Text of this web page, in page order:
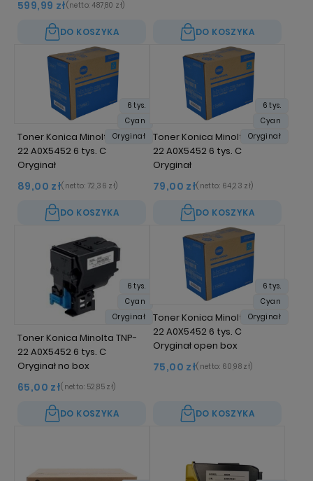
599,99 zł(netto: 487,80 zł)
DO KOSZYKA DO KOSZYKA
Toner Konica Minolta TNP-
22 A0X5452 6 tys. C
Oryginał
89,00 zł(netto: 72,36 zł)
DO KOSZYKA
6 tys.
Cyan
Oryginał
Toner Konica Minolta TNP-
22 A0X5452 6 tys. C
Oryginał
79,00 zł(netto: 64,23 zł)
DO KOSZYKA
6 tys.
Cyan
Oryginał
Toner Konica Minolta TNP-
22 A0X5452 6 tys. C
Oryginał no box
65,00 zł(netto: 52,85 zł)
DO KOSZYKA
6 tys.
Cyan
Oryginał
Toner Konica Minolta TNP-
22 A0X5452 6 tys. C
Oryginał open box
75,00 zł(netto: 60,98 zł)
DO KOSZYKA
6 tys.
Cyan
Oryginał